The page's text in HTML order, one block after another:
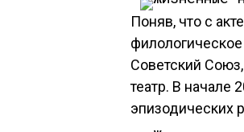
Поняв, что с
Советский
театр. В начале
эпизодических